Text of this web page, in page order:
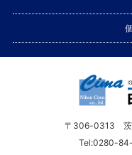
〒306-0313 茨
Tel:0280-